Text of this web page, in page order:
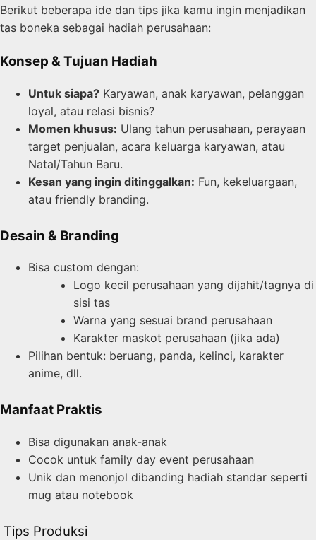
Berikut beberapa ide dan tips jika kamu ingin menjadikan
tas boneka sebagai hadiah perusahaan:
Konsep & Tujuan Hadiah
Untuk siapa? Karyawan, anak karyawan, pelanggan
loyal, atau relasi bisnis?
Momen khusus: Ulang tahun perusahaan, perayaan
target penjualan, acara keluarga karyawan, atau
Natal/Tahun Baru.
Kesan yang ingin ditinggalkan: Fun, kekeluargaan,
atau friendly branding.
Desain & Branding
Bisa custom dengan:
Logo kecil perusahaan yang dijahit/tagnya di
sisi tas
Warna yang sesuai brand perusahaan
Karakter maskot perusahaan (jika ada)
Pilihan bentuk: beruang, panda, kelinci, karakter
anime, dll.
Manfaat Praktis
Bisa digunakan anak-anak
Cocok untuk family day event perusahaan
Unik dan menonjol dibanding hadiah standar seperti
mug atau notebook
Tips Produksi